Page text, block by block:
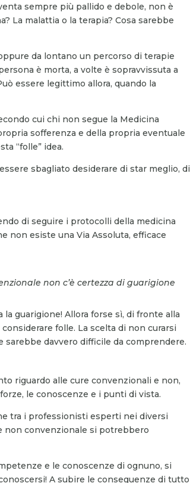
sempre più pallido e debole, non è
La malattia o la terapia? Cosa sarebbe
da lontano un percorso di terapie
è morta, a volte è sopravvissuta a
essere legittimo allora, quando la
cui chi non segue la Medicina
sofferenza e della propria eventuale
“folle” idea.
sbagliato desiderare di star meglio, di
di seguire i protocolli della medicina
non esiste una Via Assoluta, efficace
non c’è certezza di guarigione
guarigione! Allora forse sì, di fronte alla
folle. La scelta di non curarsi
davvero difficile da comprendere.
riguardo alle cure convenzionali e non,
le conoscenze e i punti di vista.
tra i professionisti esperti nei diversi
non convenzionale si potrebbero
e le conoscenze di ognuno, si
A subire le conseguenze di tutto